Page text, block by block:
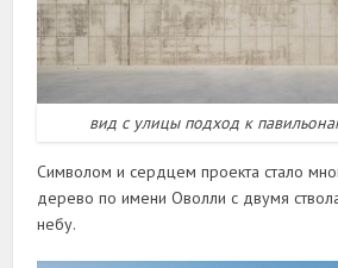
вид с улицы подход к
Символом и сердцем проекта стало
дерево по имени Оволли с двумя
небу.